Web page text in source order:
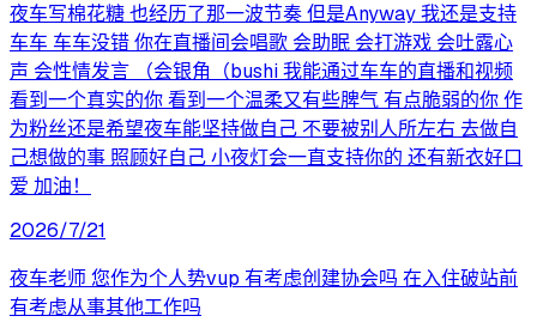
夜车写棉花糖 也经历了那一波节奏 但是Anyway 我还是支持
车车 车车没错 你在直播间会唱歌 会助眠 会打游戏 会吐露心
声 会性情发言 （会银角（bushi 我能通过车车的直播和视频
看到一个真实的你 看到一个温柔又有些脾气 有点脆弱的你 作
为粉丝还是希望夜车能坚持做自己 不要被别人所左右 去做自
己想做的事 照顾好自己 小夜灯会一直支持你的 还有新衣好口
爱 加油！
2026/7/21
夜车老师 您作为个人势vup 有考虑创建协会吗 在入住破站前
有考虑从事其他工作吗